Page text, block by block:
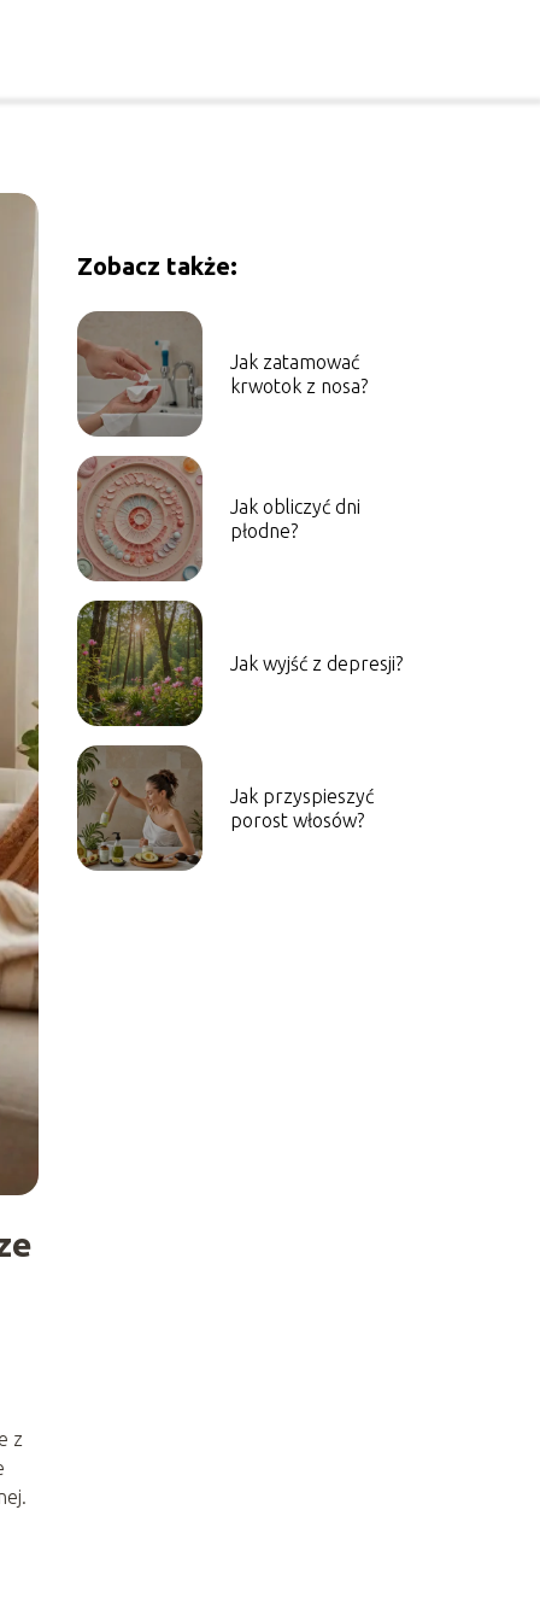
z
Zobacz także:
Jak zatamować
krwotok z nosa?
Jak obliczyć dni
płodne?
Jak wyjść z depresji?
Jak przyspieszyć
porost włosów?